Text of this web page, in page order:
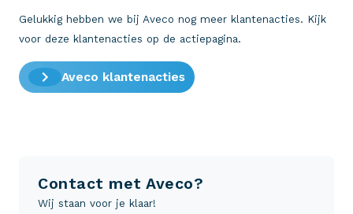
Gelukkig hebben we bij Aveco nog meer klantenacties. Kijk
voor deze klantenacties op de actiepagina.
Aveco klantenacties
Contact met Aveco?
Wij staan voor je klaar!